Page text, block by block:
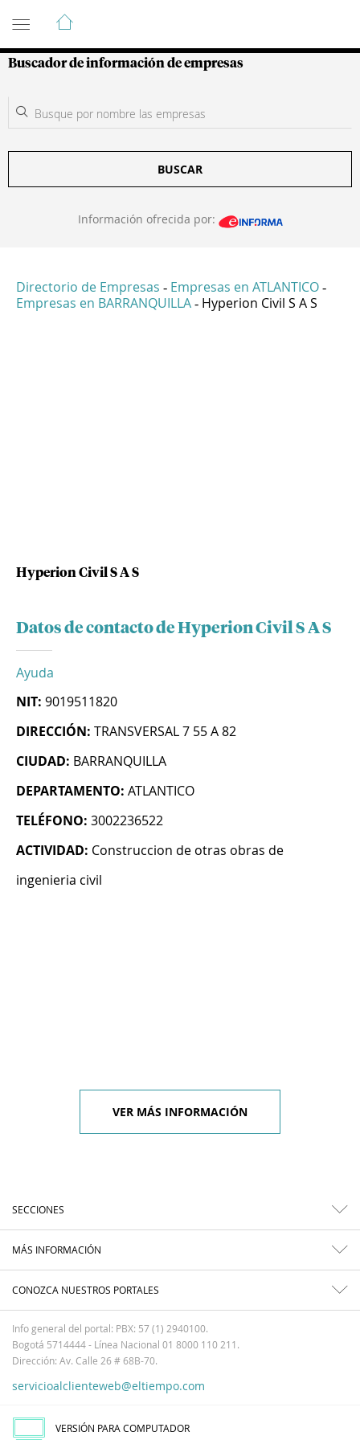
Guía de Empresas Colombianas
Buscador de información de empresas
BUSCAR
Información ofrecida por:
Directorio de Empresas - Empresas en ATLANTICO -
Empresas en BARRANQUILLA - Hyperion Civil S A S
Hyperion Civil S A S
Datos de contacto de Hyperion Civil S A S
Ayuda
NIT: 9019511820
DIRECCIÓN: TRANSVERSAL 7 55 A 82
CIUDAD: BARRANQUILLA
DEPARTAMENTO: ATLANTICO
TELÉFONO: 3002236522
ACTIVIDAD: Construccion de otras obras de
ingenieria civil
VER MÁS INFORMACIÓN
SECCIONES
MÁS INFORMACIÓN
CONOZCA NUESTROS PORTALES
Info general del portal: PBX: 57 (1) 2940100.
Bogotá 5714444 - Línea Nacional 01 8000 110 211.
Dirección: Av. Calle 26 # 68B-70.
servicioalclienteweb@eltiempo.com
VERSIÓN PARA COMPUTADOR